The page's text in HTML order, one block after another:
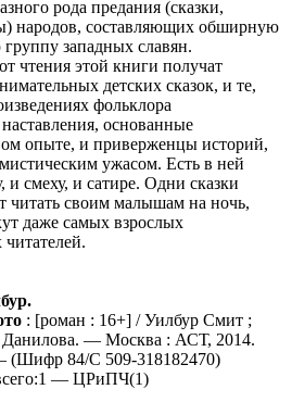
рода предания (сказки,
народов, составляющих обширную
западных славян.
чтения этой книги получат
детских сказок, и те,
фольклора
основанные
опыте, и приверженцы историй,
ужасом. Есть в ней
и смеху, и сатире. Одни сказки
читать своим малышам на ночь,
даже самых взрослых
: [роман : 16+] / Уилбур Смит ;
Данилова. — Москва : АСТ, 2014.
84/С 509-318182470)
— ЦРиПЧ(1)